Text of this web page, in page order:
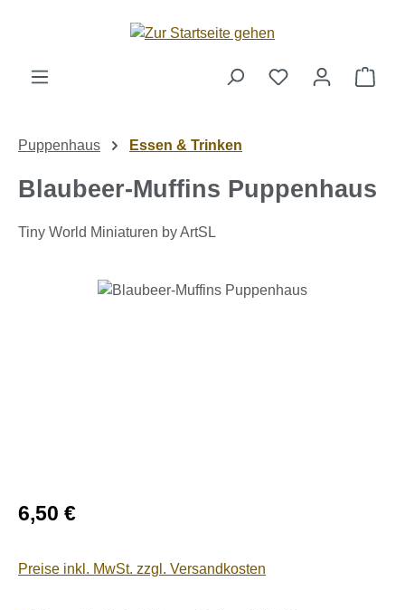
Zum Hauptinhalt springen
Puppenhaus Essen & Trinken
Blaubeer-Muffins Puppenhaus
Tiny World Miniaturen by ArtSL
Bildergalerie überspringen
Regulärer Preis:
6,50 €
Preise inkl. MwSt. zzgl. Versandkosten